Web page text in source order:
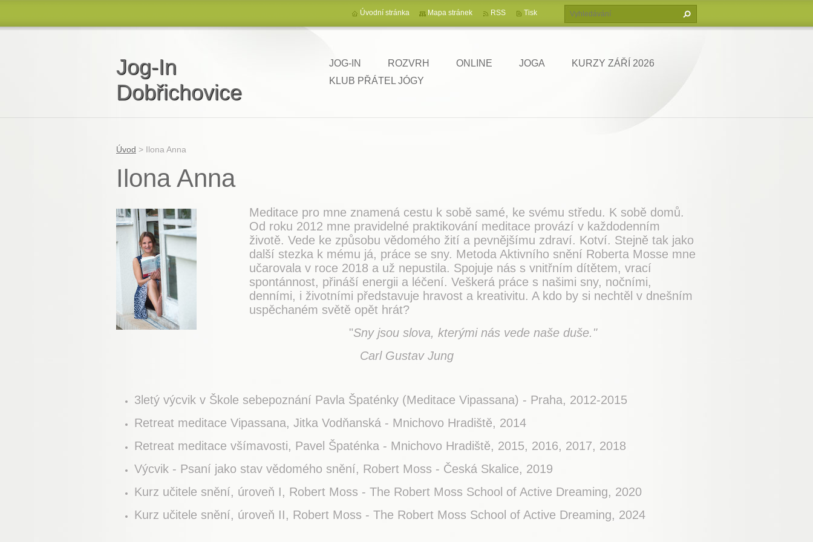
Jog-In
Dobřichovice
JOG-IN ROZVRH ONLINE JOGA
KURZY ZÁŘÍ 2026
KLUB PŘÁTEL JÓGY
Úvodní stránka Mapa stránek RSS Tisk
Úvod > Ilona Anna
Ilona Anna
Meditace pro mne znamená cestu k sobě samé, ke svému středu. K sobě domů.
Od roku 2012 mne pravidelné praktikování meditace provází v každodenním
životě. Vede ke způsobu vědomého žití a pevnějšímu zdraví. Kotví. Stejně tak jako
další stezka k mému já, práce se sny. Metoda Aktivního snění Roberta Mosse mne
učarovala v roce 2018 a už nepustila. Spojuje nás s vnitřním dítětem, vrací
spontánnost, přináší energii a léčení. Veškerá práce s našimi sny, nočními,
denními, i životními představuje hravost a kreativitu. A kdo by si nechtěl v dnešním
uspěchaném světě opět hrát?
"Sny jsou slova, kterými nás vede naše duše."
Carl Gustav Jung
3letý výcvik v Škole sebepoznání Pavla Špaténky (Meditace Vipassana) - Praha, 2012-2015
Retreat meditace Vipassana, Jitka Vodňanská - Mnichovo Hradiště, 2014
Retreat meditace všímavosti, Pavel Špaténka - Mnichovo Hradiště, 2015, 2016, 2017, 2018
Výcvik - Psaní jako stav vědomého snění, Robert Moss - Česká Skalice, 2019
Kurz učitele snění, úroveň I, Robert Moss - The Robert Moss School of Active Dreaming, 2020
Kurz učitele snění, úroveň II, Robert Moss - The Robert Moss School of Active Dreaming, 2024